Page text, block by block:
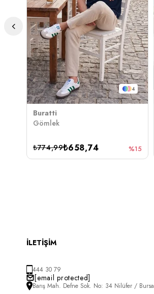
4
Buratti
Gömlek
₺658,74
₺774,99 %15
İLETİŞİM
444 30 79
[email protected]
Barış Mah. Defne Sok. No: 34 Nilüfer / Bursa